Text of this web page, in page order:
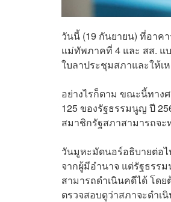
วันนี้ (19 กันยายน) ที่อา
แม่ทัพภาคที่ 4 และ สส. แ
ใบลาประชุมสภาและให้เ
อย่างไรก็ตาม ขณะนี้ทาง
125 ของรัฐธรรมนูญ ปี
สมาชิกรัฐสภาสามารถจ
วันมูหะมัดนอร์อธิบายต่อ
จากผู้มีอำนาจ แต่รัฐธรร
สามารถดำเนินคดีได้ โด
ตรวจสอบดูว่าสภาจะดำเ